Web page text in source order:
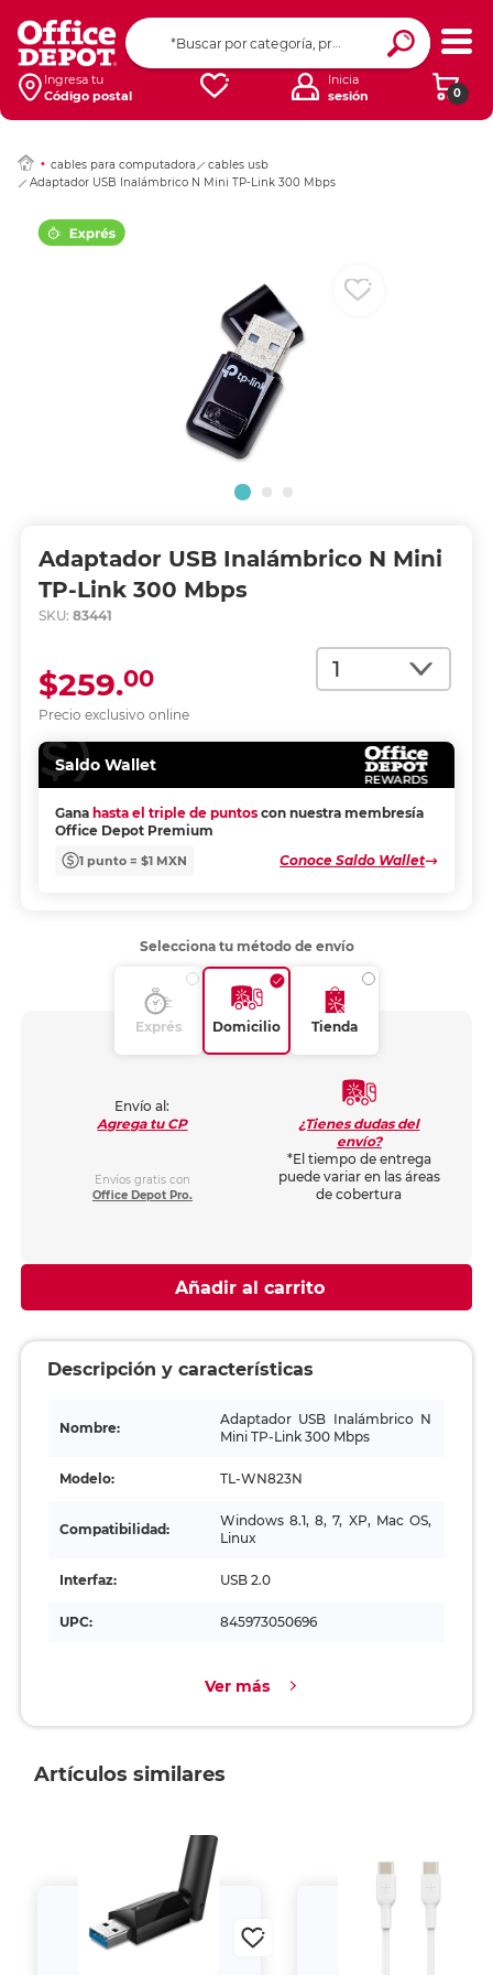
Ingresa tu
Código postal
0
Inicia
sesión
cables para computadora
cables usb
Adaptador USB Inalámbrico N Mini TP-Link 300 Mbps
Adaptador USB Inalámbrico N Mini
TP-Link 300 Mbps
SKU: 83441
Cantidad
Precio exclusivo online
$259.00
Saldo Wallet
Gana hasta el triple de puntos con nuestra membresía
Office Depot Premium
1 punto = $1 MXN Conoce Saldo Wallet
Ingresar Codigo
Selecciona tu método de envío
Exprés Domicilio Tienda
Envío al:
Agrega tu CP
Envíos gratis con
Office Depot Pro.
¿Tienes dudas del
envío?
*El tiempo de entrega
puede variar en las áreas
de cobertura
Añadir al carrito
Descripción y características
Nombre:
Adaptador USB Inalámbrico N
Mini TP-Link 300 Mbps
Modelo: TL-WN823N
Compatibilidad:
Windows 8.1, 8, 7, XP, Mac OS,
Linux
Interfaz: USB 2.0
UPC: 845973050696
Ver más
Artículos similares